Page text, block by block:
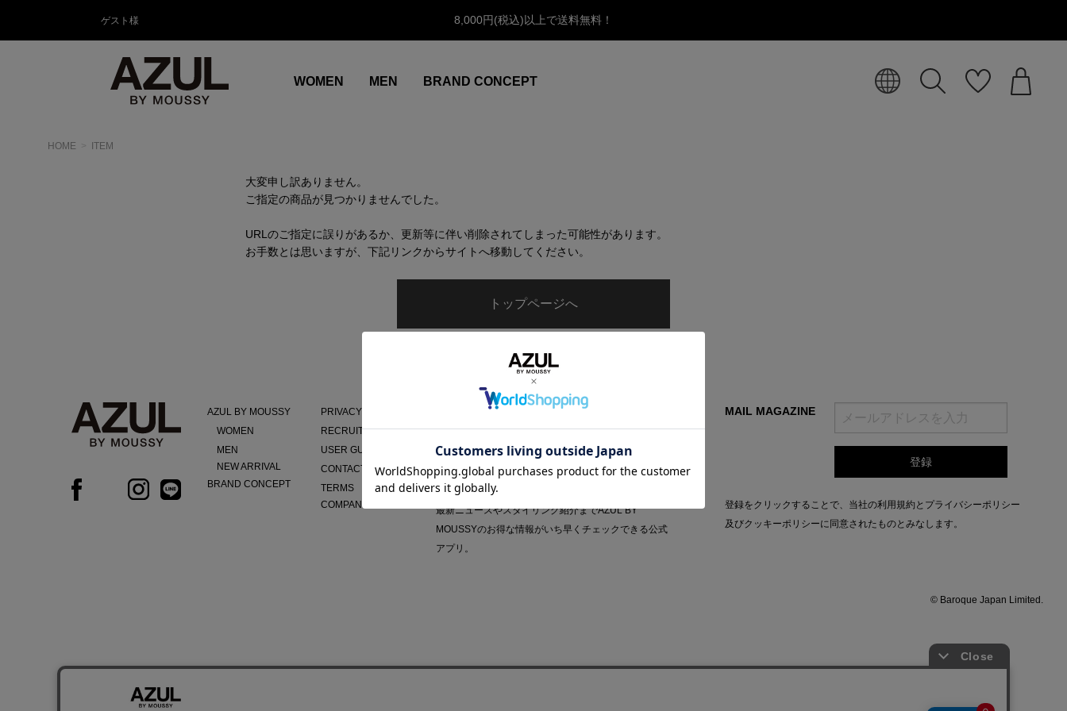
ゲスト様 8,000円(税込)以上で送料無料！
WOMEN MEN BRAND CONCEPT
HOME ITEM
大変申し訳ありません。
ご指定の商品が見つかりませんでした。
URLのご指定に誤りがあるか、更新等に伴い削除されてしまった可能性があります。
お手数とは思いますが、下記リンクからサイトへ移動してください。
トップページへ
AZUL BY MOUSSY
WOMEN
MEN
NEW ARRIVAL
BRAND CONCEPT
PRIVACY POLICY
RECRUIT
USER GUIDE
CONTACT
TERMS
COMPANY
AZUL APP
最新ニュースやスタイリング紹介までAZUL BY
MOUSSYのお得な情報がいち早くチェックできる公式
アプリ。
MAIL MAGAZINE
登録をクリックすることで、当社の利用規約 と プライバシーポリシー
及びクッキーポリシーに同意されたものとみなします。
© Baroque Japan Limited.